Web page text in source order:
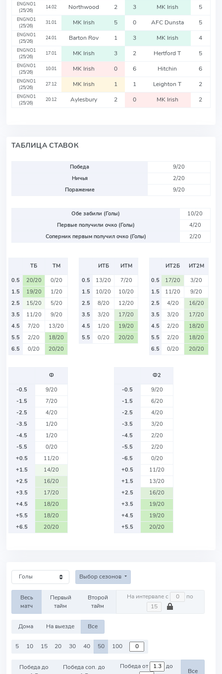
ENGNO1
(25/26)
14.02 Northwood 2 3 MK Irish 5
ENGNO1
(25/26)
31.01 MK Irish 5 0 AFC Dunsta 5
ENGNO1
(25/26)
24.01 Barton Rov 1 3 MK Irish 4
ENGNO1
(25/26)
17.01 MK Irish 3 2 Hertford T 5
ENGNO1
(25/26)
10.01 MK Irish 0 6 Hitchin 6
ENGNO1
(25/26)
27.12 MK Irish 1 1 Leighton T 2
ENGNO1
(25/26)
20.12 Aylesbury 2 0 MK Irish 2
ТАБЛИЦА СТАВОК
Победа
9/20
Ничья
2/20
Поражение
9/20
Обе забили (Голы)
10/20
Первые получили очко (Голы)
4/20
Соперник первым получил очко (Голы)
2/20
ТБ
ТМ
0.5
20/20
0/20
1.5
19/20
1/20
2.5
15/20
5/20
3.5
11/20
9/20
4.5
7/20
13/20
5.5
2/20
18/20
6.5
0/20 20/20
ИТБ
ИТМ
0.5
13/20
7/20
1.5
10/20
10/20
2.5
8/20
12/20
3.5
3/20
17/20
4.5
1/20
19/20
5.5
0/20 20/20
ИТ2Б
ИТ2М
0.5
17/20
3/20
1.5
11/20
9/20
2.5
4/20
16/20
3.5
3/20
17/20
4.5
2/20
18/20
5.5
2/20
18/20
6.5
0/20 20/20
Ф
-0.5
9/20
-1.5
7/20
-2.5
4/20
-3.5
1/20
-4.5
1/20
-5.5
0/20
+0.5
11/20
+1.5
14/20
+2.5
16/20
+3.5
17/20
+4.5
18/20
+5.5
18/20
+6.5
20/20
Ф2
-0.5
9/20
-1.5
6/20
-2.5
4/20
-3.5
3/20
-4.5
2/20
-5.5
2/20
-6.5
0/20
+0.5
11/20
+1.5
13/20
+2.5
16/20
+3.5
19/20
+4.5
19/20
+5.5
20/20
Выбор сезонов
Весь
матч
Первый
тайм
Второй
тайм
На интервале с по
Дома На выезде Все
5 10 15 20 30 40 50 100
Победа до
Победа соп. до
Победа от до
Все